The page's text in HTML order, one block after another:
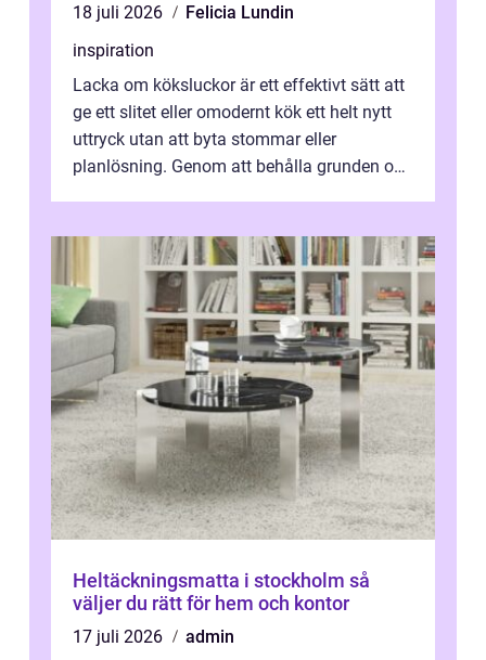
18 juli 2026
Felicia Lundin
inspiration
Lacka om köksluckor är ett effektivt sätt att
ge ett slitet eller omodernt kök ett helt nytt
uttryck utan att byta stommar eller
planlösning. Genom att behålla grunden och
Heltäckningsmatta i stockholm så
väljer du rätt för hem och kontor
17 juli 2026
admin